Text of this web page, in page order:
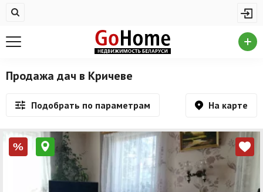
Недвижимость в Кричеве
На сутки
Новостройки
Дома/коттеджи/участки
Комерческая недвижимость
Продажа дач в Кричеве
Подобрать по параметрам На карте
%